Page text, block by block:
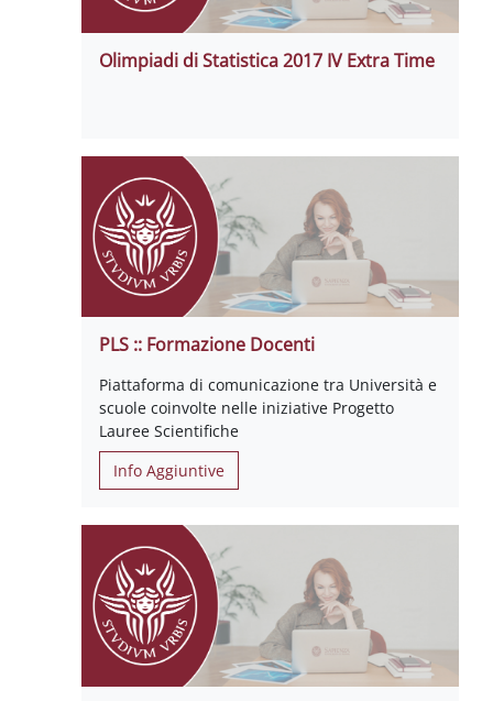
Olimpiadi di Statistica 2017 IV Extra Time
PLS :: Formazione Docenti
Piattaforma di comunicazione tra Università e
scuole coinvolte nelle iniziative Progetto
Lauree Scientifiche
Info Aggiuntive